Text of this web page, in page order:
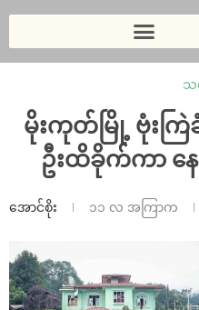
သ
မိုးကုတ်မြို့ ဗုံးကြဲ
ဦးထိခိုက်ကာ န
အောင်စိုး ၁၁ လ အကြာက